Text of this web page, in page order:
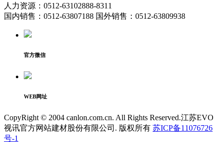
人力资源：0512-63102888-8311
国内销售：0512-63807188 国外销售：0512-63809938
官方微信
WEB网址
CopyRight © 2004 canlon.com.cn. All Rights Reserved.江苏EVO
视讯官方网站建材股份有限公司. 版权所有 苏ICP备11076726
号-1